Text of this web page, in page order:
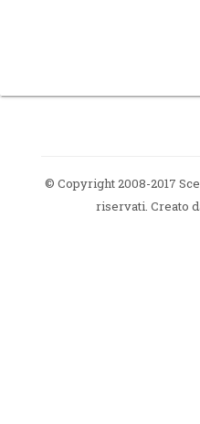
© Copyright 2008-2017
riservati. Creato